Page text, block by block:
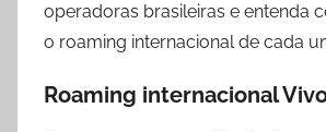
operadoras brasileiras e entenda
o roaming internacional de cada
Roaming internacional